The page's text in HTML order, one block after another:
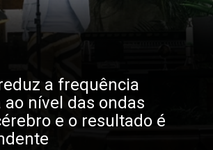
a frequência
ao nível das ondas
e o resultado é